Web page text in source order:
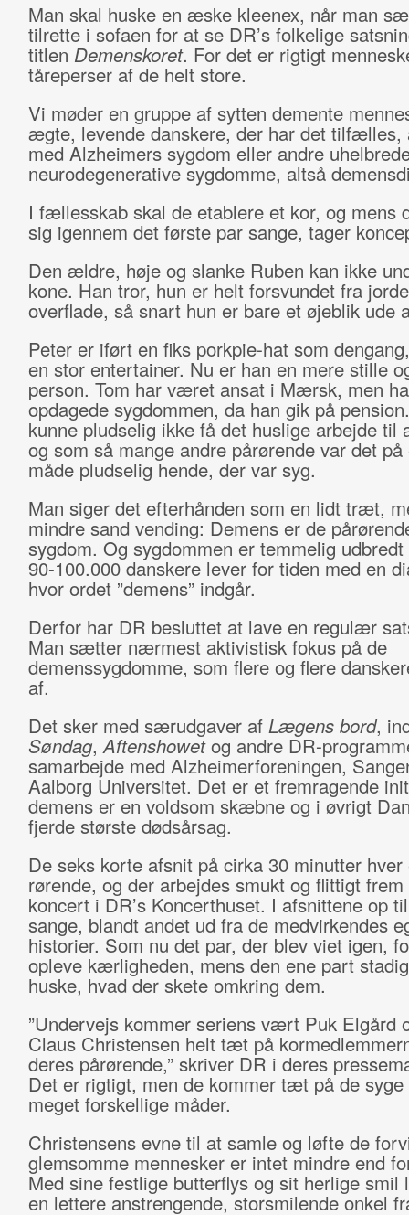
Man skal huske en æske kleenex, når man
tilrette i sofaen for at se DR’s folkelige
titlen Demenskoret. For det er rigtigt
tåreperser af de helt store.
Vi møder en gruppe af sytten demente
ægte, levende danskere, der har det tilfælles,
med Alzheimers sygdom eller andre
neurodegenerative sygdomme, altså
I fællesskab skal de etablere et kor, og mens
sig igennem det første par sange, tager
Den ældre, høje og slanke Ruben kan ikke
kone. Han tror, hun er helt forsvundet fra
overflade, så snart hun er bare et øjeblik ude
Peter er iført en fiks porkpie-hat som
en stor entertainer. Nu er han en mere stille
person. Tom har været ansat i Mærsk, men
opdagede sygdommen, da han gik på
kunne pludselig ikke få det huslige arbejde til
og som så mange andre pårørende var det
måde pludselig hende, der var syg.
Man siger det efterhånden som en lidt træt,
mindre sand vending: Demens er de
sygdom. Og sygdommen er temmelig
90-100.000 danskere lever for tiden med en
hvor ordet ”demens” indgår.
Derfor har DR besluttet at lave en regulær
Man sætter nærmest aktivistisk fokus på de
demenssygdomme, som flere og flere
af.
Det sker med særudgaver af Lægens bord,
Søndag,Aftenshowetog andre DR-
samarbejde med Alzheimerforeningen,
Aalborg Universitet. Det er et fremragende
demens er en voldsom skæbne og i øvrigt
fjerde største dødsårsag.
De seks korte afsnit på cirka 30 minutter
rørende, og der arbejdes smukt og flittigt frem
koncert i DR’s Koncerthuset. I afsnittene op
sange, blandt andet ud fra de medvirkendes
historier. Som nu det par, der blev viet igen,
opleve kærligheden, mens den ene part
huske, hvad der skete omkring dem.
”Undervejs kommer seriens vært Puk Elgård
Claus Christensen helt tæt på
deres pårørende,” skriver DR i deres
Det er rigtigt, men de kommer tæt på de syge
meget forskellige måder.
Christensens evne til at samle og løfte de
glemsomme mennesker er intet mindre end
Med sine festlige butterflys og sit herlige smil
en lettere anstrengende, storsmilende onkel